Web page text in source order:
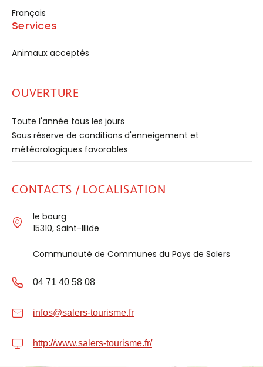
Français
Services
Animaux acceptés
OUVERTURE
Toute l'année tous les jours
Sous réserve de conditions d'enneigement et
météorologiques favorables
CONTACTS / LOCALISATION
le bourg
15310, Saint-Illide
Communauté de Communes du Pays de Salers
04 71 40 58 08
infos@salers-tourisme.fr
http://www.salers-tourisme.fr/